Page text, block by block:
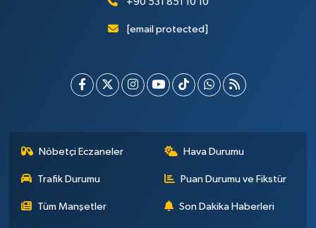
[email protected]
Nöbetçi Eczaneler Hava Durumu
Trafik Durumu Puan Durumu ve Fikstür
Tüm Manşetler Son Dakika Haberleri